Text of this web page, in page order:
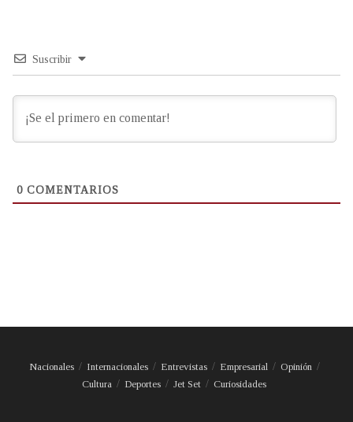
Suscribir
0 COMENTARIOS
Nacionales Internacionales Entrevistas Empresarial
Opinión
Cultura
Deportes Jet Set Curiosidades